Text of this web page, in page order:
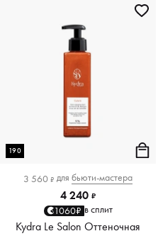
190
3 560 ₽ для бьюти-мастера
4 240 ₽
1060₽ в сплит
Kydra Le Salon Оттеночная